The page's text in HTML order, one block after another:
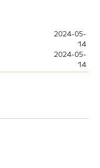
2024-05-
14
2024-05-
14